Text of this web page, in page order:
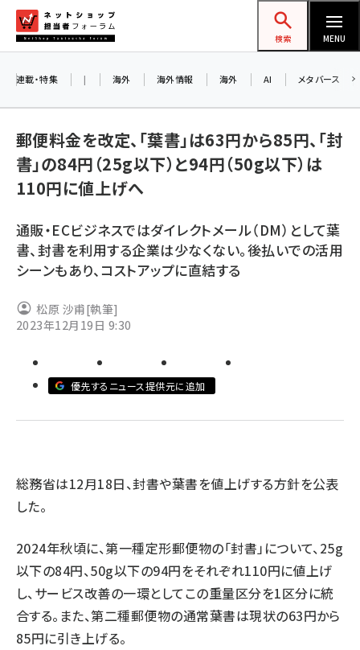
ン
ネットショップ担当者フォーラム
検索 MENU
amazon (2246)
楽天 (1871)
ecbeing (1207)
アスクル (1119)
base (1071)
ビィ・フォアード (773)
revico (739)
連載・特集 | 海外 海外情報 海外 AI メタバース
郵便料金を改定、「葉書」は63円から85円、「封
書」の84円（25g以下）と94円（50g以下）は
110円に値上げへ
通販・ECビジネスではダイレクトメール（DM）として葉
書、封書を利用する企業は少なくない。後払いでの活用
シーンもあり、コストアップに直結する
松原 沙甫[執筆]
2023年12月19日 9:30
優先するニュース提供元に追加
総務省は12月18日、封書や葉書を値上げする方針を公表
した。
2024年秋頃に、第一種定形郵便物の「封書」について、25g
以下の84円、50g以下の94円をそれぞれ110円に値上げ
し、サービス改善の一環としてこの重量区分を1区分に統
合する。また、第二種郵便物の通常葉書は現状の63円から
85円に引き上げる。
ア
交